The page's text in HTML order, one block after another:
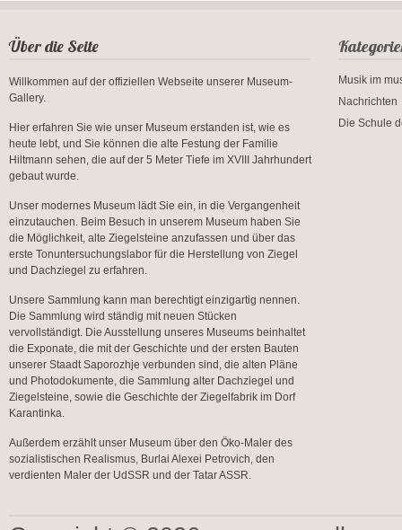
Über die Seite
Willkommen auf der offiziellen Webseite unserer Museum-
Gallery.
Hier erfahren Sie wie unser Museum erstanden ist, wie es
heute lebt, und Sie können die alte Festung der Familie
Hiltmann sehen, die auf der 5 Meter Tiefe im XVIII Jahrhundert
gebaut wurde.
Unser modernes Museum lädt Sie ein, in die Vergangenheit
einzutauchen. Beim Besuch in unserem Museum haben Sie
die Möglichkeit, alte Ziegelsteine anzufassen und über das
erste Tonuntersuchungslabor für die Herstellung von Ziegel
und Dachziegel zu erfahren.
Unsere Sammlung kann man berechtigt einzigartig nennen.
Die Sammlung wird ständig mit neuen Stücken
vervollständigt. Die Ausstellung unseres Museums beinhaltet
die Exponate, die mit der Geschichte und der ersten Bauten
unserer Staadt Saporozhje verbunden sind, die alten Pläne
und Photodokumente, die Sammlung alter Dachziegel und
Ziegelsteine, sowie die Geschichte der Ziegelfabrik im Dorf
Karantinka.
Außerdem erzählt unser Museum über den Öko-Maler des
sozialistischen Realismus, Burlai Alexei Petrovich, den
verdienten Maler der UdSSR und der Tatar ASSR.
Musik im
Nachrichten
Die Schule